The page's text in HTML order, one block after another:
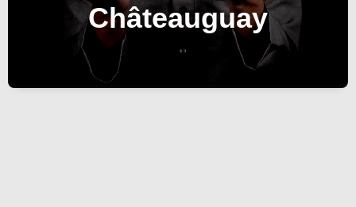
Châteauguay